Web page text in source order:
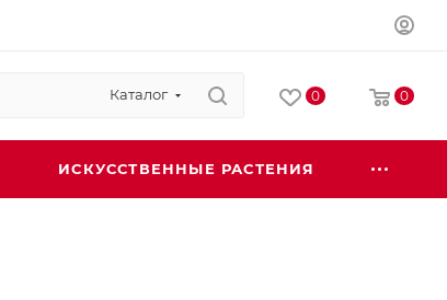
Каталог 0 0
ИСКУССТВЕННЫЕ РАСТЕНИЯ